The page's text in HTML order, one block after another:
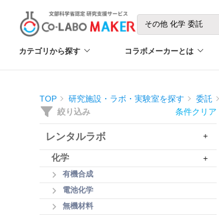
カテゴリから探す コラボメーカーとは
TOP 研究施設・ラボ・実験室を探す 委託
絞り込み 条件クリア
レンタルラボ +
化学 +
有機合成
電池化学
無機材料